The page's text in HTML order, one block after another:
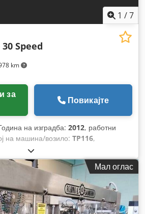
1 /7
km
30 Speed
Повикајте
на изградба: 2012, работни
на машина/возило: TP116,
Мал оглас